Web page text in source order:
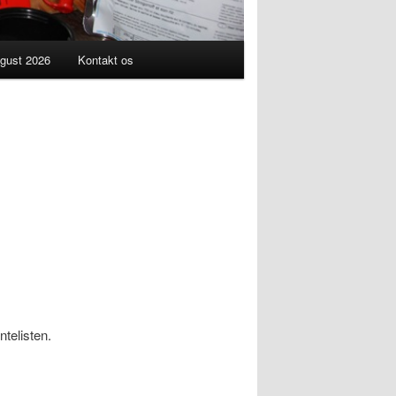
2026 Kontakt os